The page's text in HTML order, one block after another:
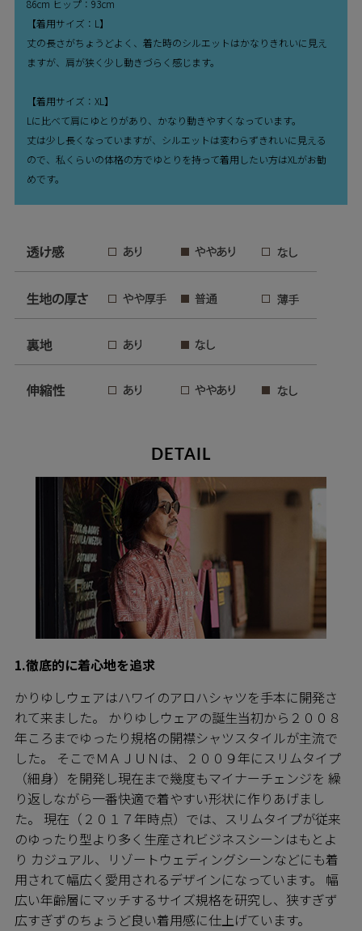
86cm ヒップ：93cm
【着用サイズ：L】
丈の長さがちょうどよく、着た時のシルエットはかなりきれいに見え
ますが、肩が狭く少し動きづらく感じます。
【着用サイズ：XL】
Lに比べて肩にゆとりがあり、かなり動きやすくなっています。
丈は少し長くなっていますが、シルエットは変わらずきれいに見える
ので、私くらいの体格の方でゆとりを持って着用したい方はXLがお勧
めです。
DETAIL
1.徹底的に着心地を追求
かりゆしウェアはハワイのアロハシャツを手本に開発さ
れて来ました。 かりゆしウェアの誕生当初から２００８
年ころまでゆったり規格の開襟シャツスタイルが主流で
した。 そこでＭＡＪＵＮは、２００９年にスリムタイプ
（細身）を開発し現在まで幾度もマイナーチェンジを 繰
り返しながら一番快適で着やすい形状に作りあげまし
た。 現在（２０１７年時点）では、スリムタイプが従来
のゆったり型より多く生産されビジネスシーンはもとよ
り カジュアル、リゾートウェディングシーンなどにも着
用されて幅広く愛用されるデザインになっています。 幅
広い年齢層にマッチするサイズ規格を研究し、狭すぎず
広すぎずのちょうど良い着用感に仕上げています。